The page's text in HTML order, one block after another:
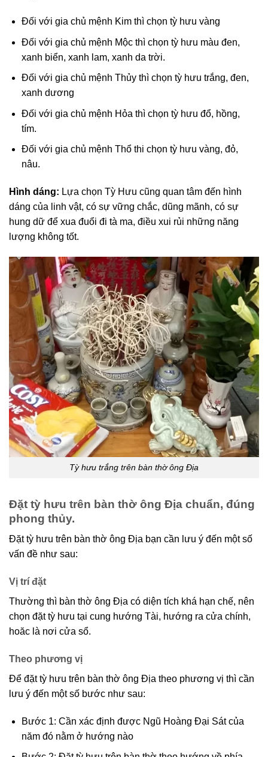
Đối với gia chủ mệnh Kim thì chọn tỳ hưu vàng
Đối với gia chủ mệnh Mộc thì chọn tỳ hưu màu đen,
xanh biển, xanh lam, xanh da trời.
Đối với gia chủ mệnh Thủy thì chọn tỳ hưu trắng, đen,
xanh dương
Đối với gia chủ mệnh Hỏa thì chọn tỳ hưu đổ, hồng,
tím.
Đối với gia chủ mệnh Thổ thi chọn tỳ hưu vàng, đỏ,
nâu.
Hình dáng: Lựa chọn Tỳ Hưu cũng quan tâm đến hình
dáng của linh vật, có sự vững chắc, dũng mãnh, có sự
hung dữ để xua đuổi đi tà ma, điều xui rủi những năng
lượng không tốt.
Tỳ hưu trắng trên bàn thờ ông Địa
Đặt tỳ hưu trên bàn thờ ông Địa chuẩn, đúng
phong thủy.
Đặt tỳ hưu trên bàn thờ ông Địa bạn cần lưu ý đến một số
vấn đề như sau:
Vị trí đặt
Thường thì bàn thờ ông Địa có diện tích khá hạn chế, nên
chọn đặt tỳ hưu tại cung hướng Tài, hướng ra cửa chính,
hoăc là nơi cửa sổ.
Theo phương vị
Để đặt tỳ hưu trên bàn thờ ông Địa theo phương vị thì cần
lưu ý đến một số bước như sau:
Bước 1: Cần xác định được Ngũ Hoàng Đại Sát của
năm đó nằm ở hướng nào